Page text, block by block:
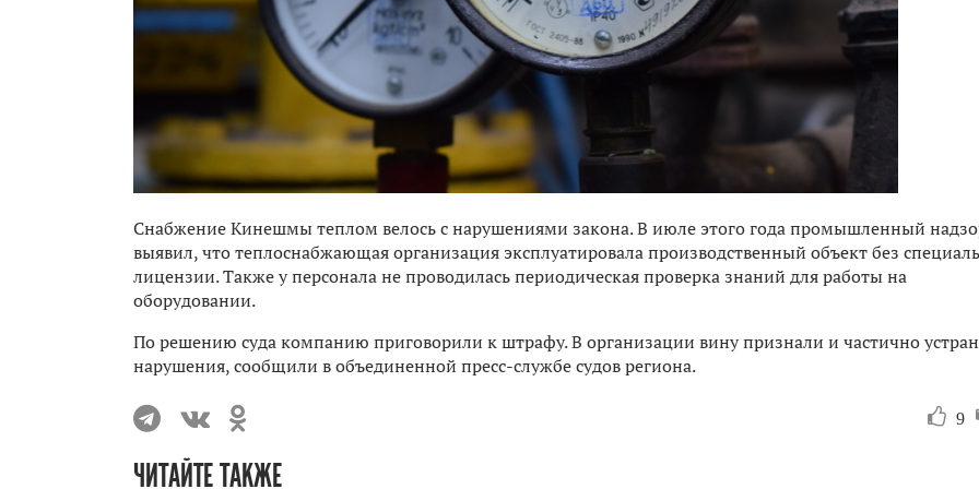
Снабжение Кинешмы теплом велось с нарушениями закона. В июле этого года промышленный
выявил, что теплоснабжающая организация эксплуатировала производственный объект без
лицензии. Также у персонала не проводилась периодическая проверка знаний для работы на
оборудовании.
По решению суда компанию приговорили к штрафу. В организации вину признали и частично
нарушения, сообщили в объединенной пресс-службе судов региона.
9
ЧИТАЙТЕ ТАКЖЕ